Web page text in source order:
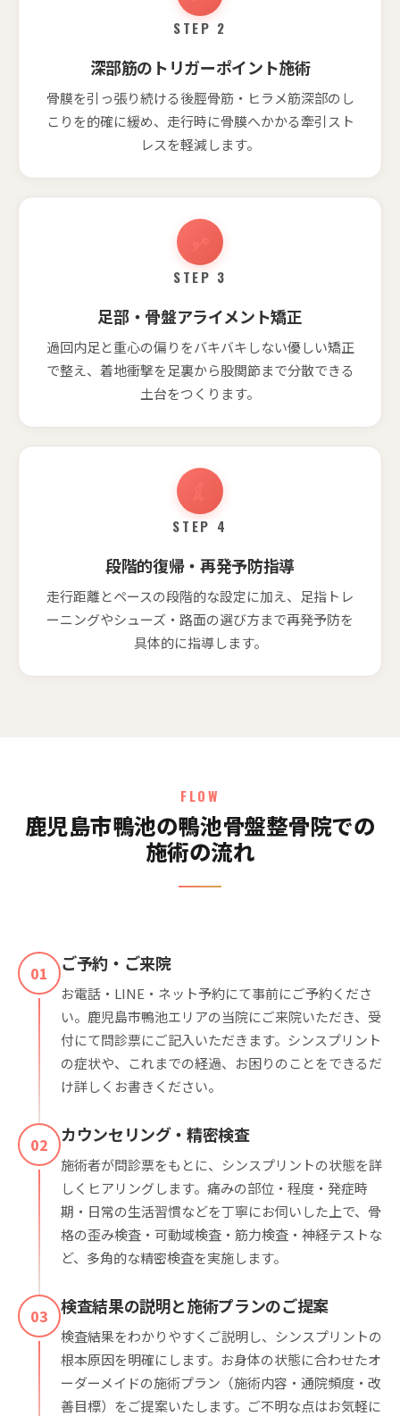
STEP 2
深部筋のトリガーポイント施術
骨膜を引っ張り続ける後脛骨筋・ヒラメ筋深部のし
こりを的確に緩め、走行時に骨膜へかかる牽引スト
レスを軽減します。
STEP 3
足部・骨盤アライメント矯正
過回内足と重心の偏りをバキバキしない優しい矯正
で整え、着地衝撃を足裏から股関節まで分散できる
土台をつくります。
STEP 4
段階的復帰・再発予防指導
走行距離とペースの段階的な設定に加え、足指トレ
ーニングやシューズ・路面の選び方まで再発予防を
具体的に指導します。
FLOW
鹿児島市鴨池の鴨池骨盤整骨院での
施術の流れ
01 ご予約・ご来院
お電話・LINE・ネット予約にて事前にご予約くださ
い。鹿児島市鴨池エリアの当院にご来院いただき、受
付にて問診票にご記入いただきます。シンスプリント
の症状や、これまでの経過、お困りのことをできるだ
け詳しくお書きください。
02 カウンセリング・精密検査
施術者が問診票をもとに、シンスプリントの状態を詳
しくヒアリングします。痛みの部位・程度・発症時
期・日常の生活習慣などを丁寧にお伺いした上で、骨
格の歪み検査・可動域検査・筋力検査・神経テストな
ど、多角的な精密検査を実施します。
03 検査結果の説明と施術プランのご提案
検査結果をわかりやすくご説明し、シンスプリントの
根本原因を明確にします。お身体の状態に合わせたオ
ーダーメイドの施術プラン（施術内容・通院頻度・改
善目標）をご提案いたします。ご不明な点はお気軽に